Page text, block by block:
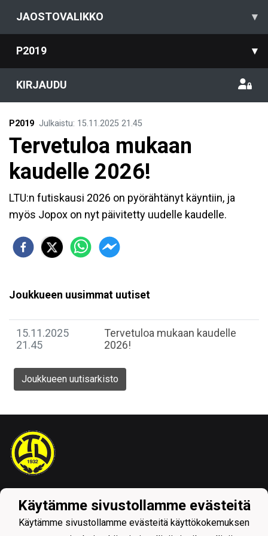
JAOSTOVALIKKO ▾
P2019 ▾
KIRJAUDU
P2019 Julkaistu: 15.11.2025 21.45
Tervetuloa mukaan
kaudelle 2026!
LTU:n futiskausi 2026 on pyörähtänyt käyntiin, ja
myös Jopox on nyt päivitetty uudelle kaudelle.
Joukkueen uusimmat uutiset
15.11.2025
21.45
Tervetuloa mukaan kaudelle
2026!
Joukkueen uutisarkisto
Käytämme sivustollamme evästeitä
Käytämme sivustollamme evästeitä käyttökokemuksen